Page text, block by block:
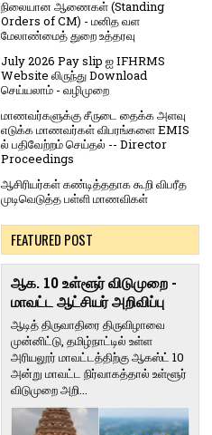
நிலையான ஆணைகள் (Standing
Orders of CM) - மனித வள
மேலாண்மைத் துறை உத்தரவு
July 2026 Pay slip ஐ IFHRMS
Website லிருந்து Download
செய்யலாம் - வழிமுறை
மாணவர்களுக்கு சீருடை தைக்க அளவு
எடுக்க மாணவர்கள் விபரங்களை EMIS
ல் பதிவேற்றம் செய்தல் -- Director
Proceedings
ஆசிரியர்கள் கண்டித்ததாக கூறி விபரீத
முடிவெடுத்த பள்ளி மாணவிகள்
FEATURED POST
ஆக. 10 உள்ளூர் விடுமுறை -
மாவட்ட ஆட்சியர் அறிவிப்பு
ஆடித் திருவாதிரை திருவிழாவை
முன்னிட்டு, தமிழ்நாட்டில் உள்ள
அரியலூர் மாவட்டத்திற்கு ஆகஸ்ட் 10
அன்று மாவட்ட நிர்வாகத்தால் உள்ளூர்
விடுமுறை அறி...